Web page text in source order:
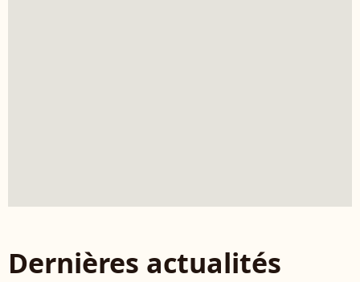
Dernières actualités